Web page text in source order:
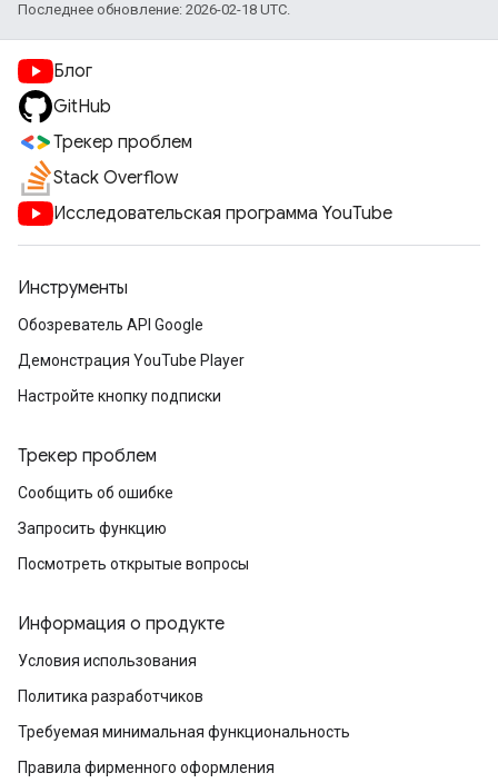
Последнее обновление: 2026-02-18 UTC.
Блог
GitHub
Трекер проблем
Stack Overflow
Исследовательская программа YouTube
Инструменты
Обозреватель API Google
Демонстрация YouTube Player
Настройте кнопку подписки
Трекер проблем
Сообщить об ошибке
Запросить функцию
Посмотреть открытые вопросы
Информация о продукте
Условия использования
Политика разработчиков
Требуемая минимальная функциональность
Правила фирменного оформления